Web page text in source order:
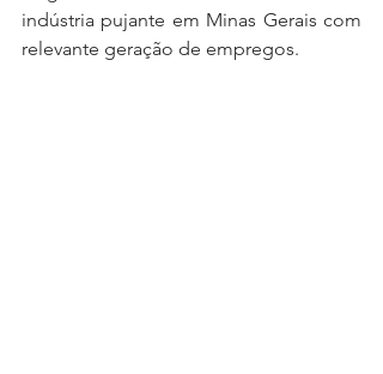
indústria pujante em Minas Gerais com
relevante geração de empregos.